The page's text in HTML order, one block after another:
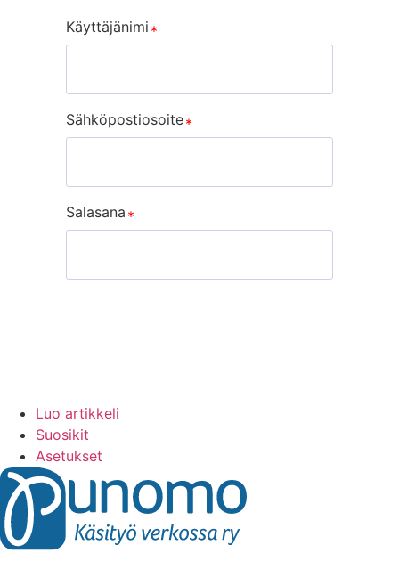
Käyttäjänimi
Sähköpostiosoite
Salasana
Luo artikkeli
Suosikit
Asetukset